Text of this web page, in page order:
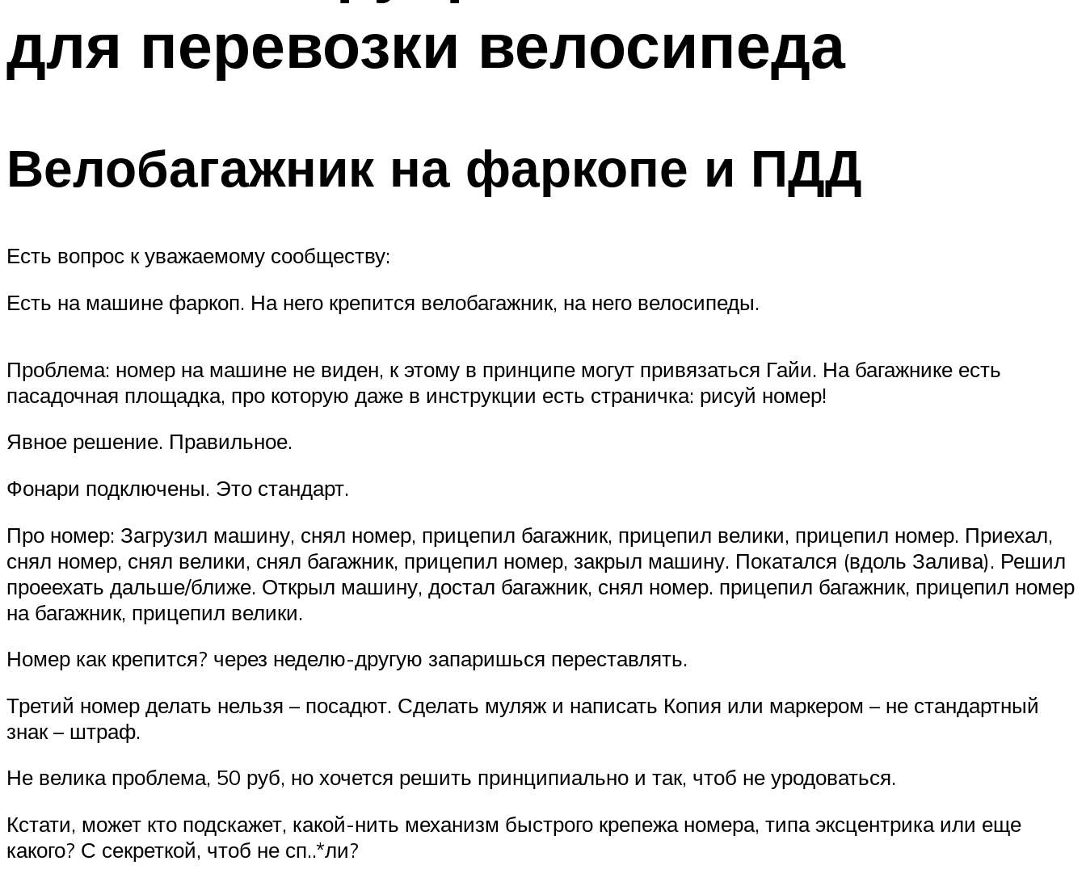
для перевозки велосипеда
Велобагажник на фаркопе и ПДД
Есть вопрос к уважаемому сообществу:
Есть на машине фаркоп. На него крепится велобагажник, на него велосипеды.
Проблема: номер на машине не виден, к этому в принципе могут привязаться Гайи. На багажнике есть
пасадочная площадка, про которую даже в инструкции есть страничка: рисуй номер!
Явное решение. Правильное.
Фонари подключены. Это стандарт.
Про номер: Загрузил машину, снял номер, прицепил багажник, прицепил велики, прицепил номер. Приехал,
снял номер, снял велики, снял багажник, прицепил номер, закрыл машину. Покатался (вдоль Залива). Решил
проеехать дальше/ближе. Открыл машину, достал багажник, снял номер. прицепил багажник, прицепил номер
на багажник, прицепил велики.
Номер как крепится? через неделю-другую запаришься переставлять.
Третий номер делать нельзя – посадют. Сделать муляж и написать Копия или маркером – не стандартный
знак – штраф.
Не велика проблема, 50 руб, но хочется решить принципиально и так, чтоб не уродоваться.
Кстати, может кто подскажет, какой-нить механизм быстрого крепежа номера, типа эксцентрика или еще
какого? С секреткой, чтоб не сп..*ли?